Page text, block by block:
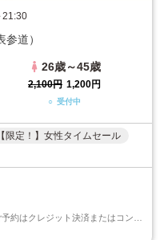
21:30
参道）
26歳～45歳
2,100円 1,200円
○ 受付中
【限定！】女性タイムセール